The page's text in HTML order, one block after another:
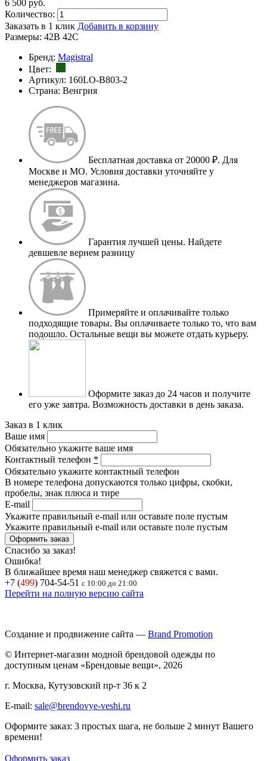
6 500 pуб.
Количество:
Заказать в 1 клик Добавить в корзину
Размеры: 42B 42C
Бренд: Magistral
Цвет:
Артикул: 160LO-B803-2
Страна: Венгрия
Бесплатная доставка от 20000 ₽. Для
Москве и МО. Условия доставки уточняйте у
менеджеров магазина.
Гарантия лучшей цены. Найдете
девшевле вернем разницу
Примеряйте и оплачивайте только
подходящие товары. Вы оплачиваете только то, что вам
подошло. Остальные вещи вы можете отдать курьеру.
Оформите заказ до 24 часов и получите
его уже завтра. Возможность доставки в день заказа.
Заказ в 1 клик
Ваше имя
Обязательно укажите ваше имя
Контактный телефон *
Обязательно укажите контактный телефон
В номере телефона допускаются только цифры, скобки,
пробелы, знак плюса и тире
E-mail
Укажите правильный e-mail или оставьте поле пустым
Укажите правильный e-mail или оставьте поле пустым
Спасибо за заказ!
Ошибка!
В ближайшее время наш менеджер свяжется с вами.
+7 (499) 704-54-51 с 10:00 до 21:00
Перейти на полную версию сайта
Создание и продвижение сайта — Brand Promotion
© Интернет-магазин модной брендовой одежды по
доступным ценам «Брендовые вещи», 2026
г. Москва, Кутузовский пр-т 36 к 2
E-mail: sale@brendovye-veshi.ru
Оформите заказ: 3 простых шага, не больше 2 минут Вашего
времени!
Оформить заказ